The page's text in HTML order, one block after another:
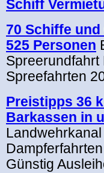
Schiff
70 Schiffe
525 Personen
Spreefahrten
Preistipps 36
Barkassen in
Günstig